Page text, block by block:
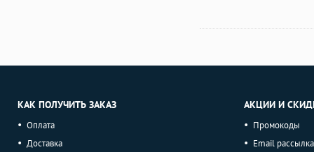
КАК ПОЛУЧИТЬ ЗАКАЗ
Оплата
Доставка
АКЦИИ И
Промокоды
Email рассылка